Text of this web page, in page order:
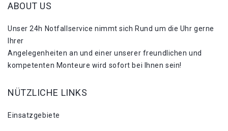
ABOUT US
Unser 24h Notfallservice nimmt sich Rund um die Uhr gerne
Ihrer
Angelegenheiten an und einer unserer freundlichen und
kompetenten Monteure wird sofort bei Ihnen sein!
NÜTZLICHE LINKS
Einsatzgebiete